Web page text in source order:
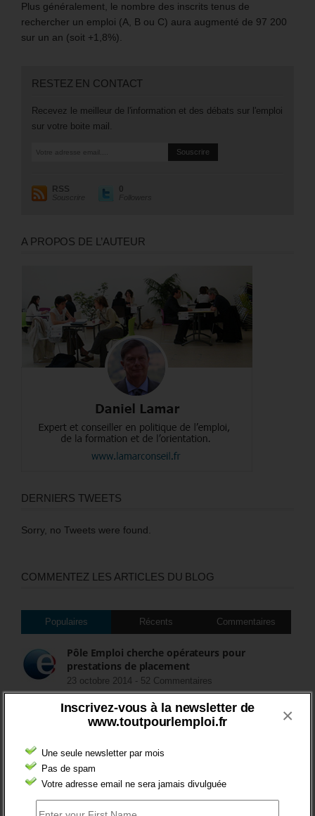
Inscrivez-vous à la newsletter de
www.toutpourlemploi.fr
Une seule newsletter par mois
Pas de spam
Votre adresse email ne sera jamais divulguée
×
Plus généralement, le nombre des inscrits tenus de
rechercher un emploi (A, B ou C) aura augmenté de 97 200
sur un an (soit +1,8%).
RESTEZ EN CONTACT
Recevez le meilleur de l'information et des débats sur l'emploi
sur votre boite mail.
RSS
Souscrire
0
Followers
A PROPOS DE L’AUTEUR
DERNIERS TWEETS
Sorry, no Tweets were found.
COMMENTEZ LES ARTICLES DU BLOG
Populaires Récents Commentaires
Pôle Emploi cherche opérateurs pour
prestations de placement
23 octobre 2014 - 52 Commentaires
Activ’projet : une nouvelle prestation
d’orientation de Pôle Emploi
FIN DES ASS POUR LES CHÔMEURS